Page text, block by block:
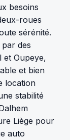
besoins
roues
sérénité.
des
et Oupeye,
et bien
location
stabilité
Liège pour
auto